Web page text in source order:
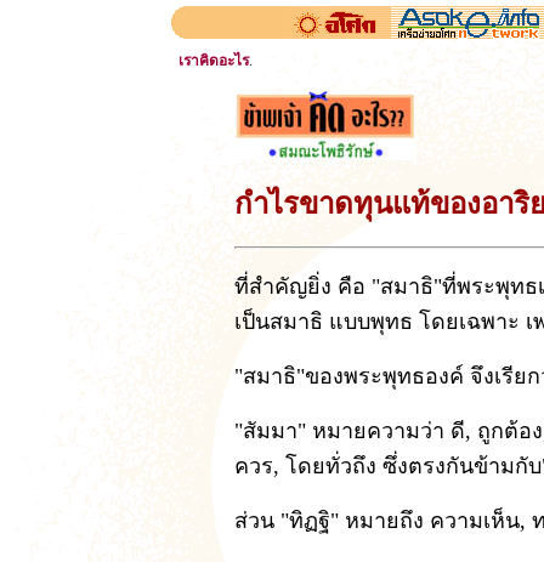
เราคิดอะไร.
กำไรขาดทุนแท้ของอาริ
ที่สำคัญยิ่ง คือ "สมาธิ"ที่พระพุทธ
เป็นสมาธิ แบบพุทธ โดยเฉพาะ
"สมาธิ"ของพระพุทธองค์ จึงเรียก
"สัมมา" หมายความว่า ดี, ถูกต้อ
ควร, โดยทั่วถึง ซึ่งตรงกันข้ามกั
ส่วน "ทิฏฐิ" หมายถึง ความเห็น,